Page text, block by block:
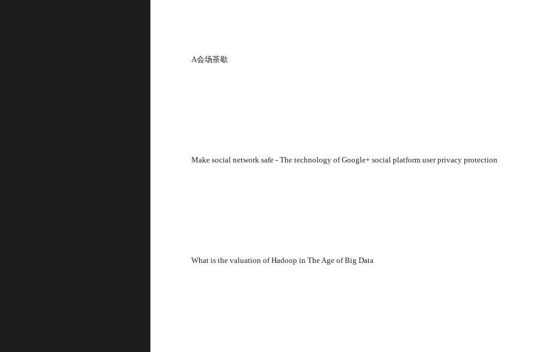
A会场茶歇
Make social network safe - The technology of Google+ social platform user privacy protection
What is the valuation of Hadoop in The Age of Big Data